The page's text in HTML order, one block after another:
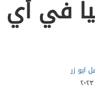
في أي
ابو زر